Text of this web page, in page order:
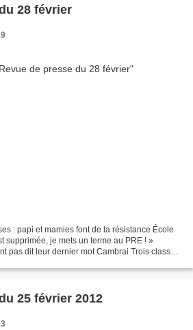
28 février
: papi et mamies font de la résistance École
supprimée, je mets un terme au PRE ! »
pas dit leur dernier mot Cambrai Trois classes
25 février 2012